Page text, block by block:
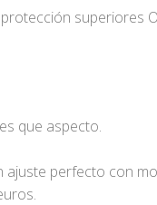
superiores
que aspecto.
ajuste perfecto con